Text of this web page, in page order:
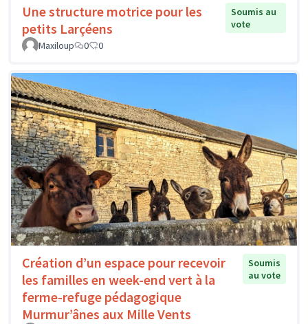
Une structure motrice pour les
petits Larçéens
Soumis au
vote
Maxiloup
0 0
Création d’un espace pour recevoir
les familles en week-end vert à la
ferme-refuge pédagogique
Murmur’ânes aux Mille Vents
Soumis
au vote